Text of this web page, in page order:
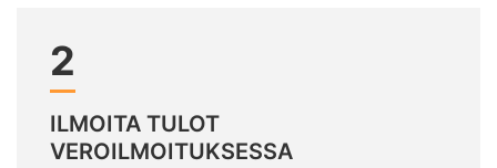
2
ILMOITA TULOT
VEROILMOITUKSESSA